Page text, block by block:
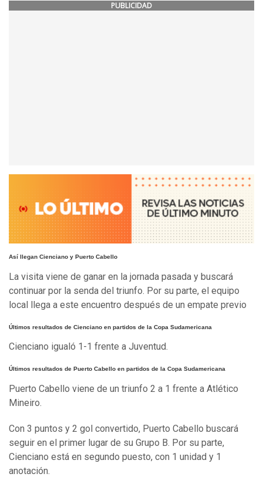
PUBLICIDAD
Así llegan Cienciano y Puerto Cabello
La visita viene de ganar en la jornada pasada y buscará
continuar por la senda del triunfo. Por su parte, el equipo
local llega a este encuentro después de un empate previo
Últimos resultados de Cienciano en partidos de la Copa Sudamericana
Cienciano igualó 1-1 frente a Juventud.
Últimos resultados de Puerto Cabello en partidos de la Copa Sudamericana
Puerto Cabello viene de un triunfo 2 a 1 frente a Atlético
Mineiro.
Con 3 puntos y 2 gol convertido, Puerto Cabello buscará
seguir en el primer lugar de su Grupo B. Por su parte,
Cienciano está en segundo puesto, con 1 unidad y 1
anotación.